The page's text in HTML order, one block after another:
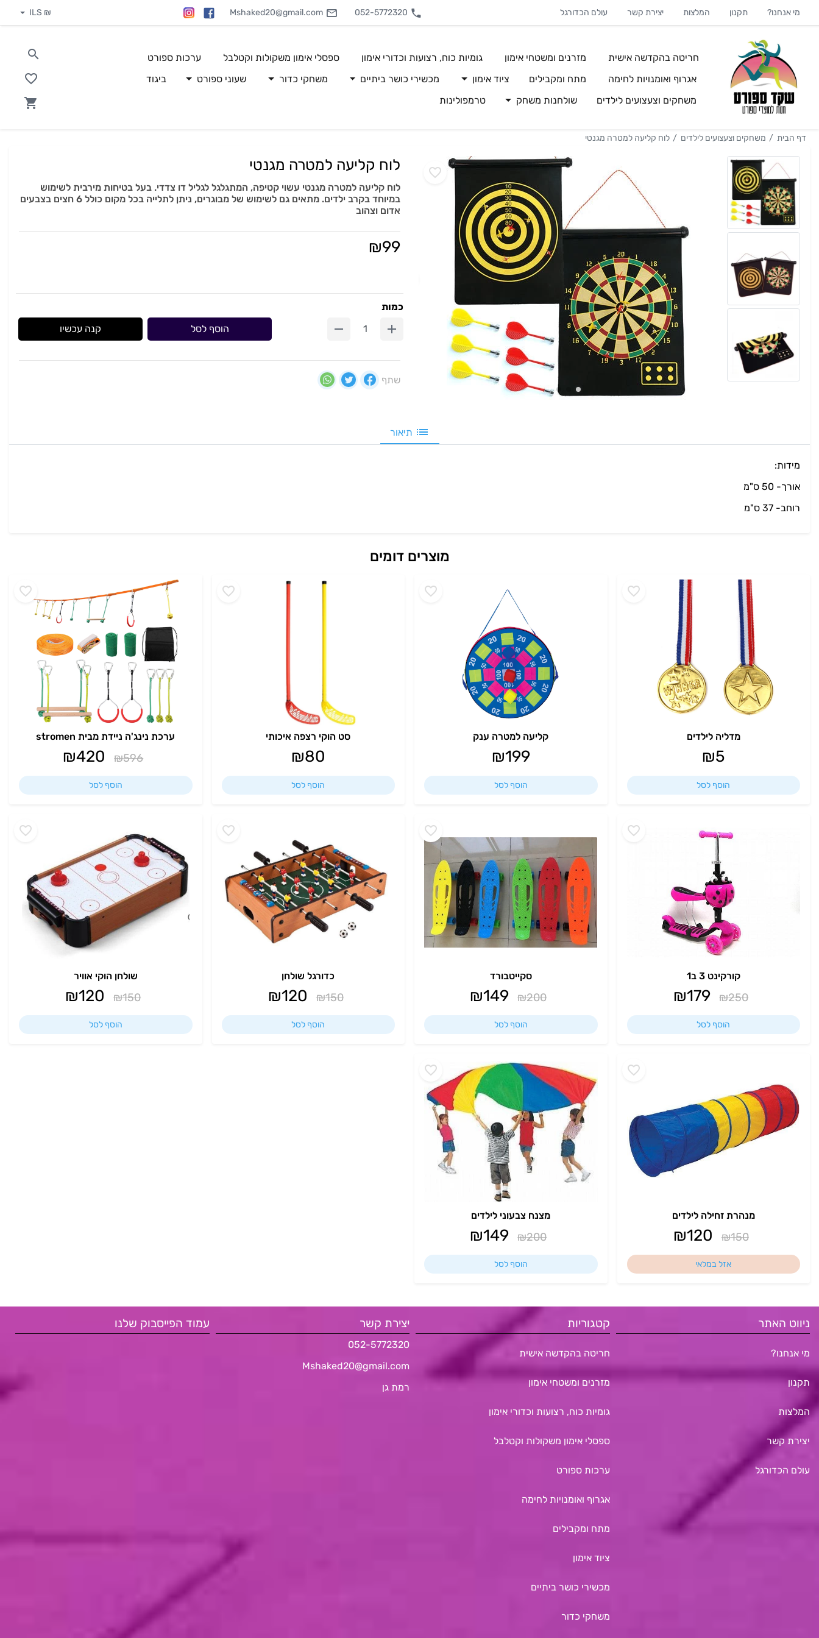
מי אנחנו? תקנון המלצות יצירת קשר עולם הכדורגל 052-5772320
Mshaked20@gmail.com
₪ ILS
חריטה בהקדשה אישית מזרנים ומשטחי אימון גומיות כוח, רצועות וכדורי אימון ספסלי אימון משקולות וקטלבל
ערכות ספורט
אגרוף ואומנויות לחימה
מתח ומקבילים ציוד אימון מכשירי כושר ביתיים משחקי כדור שעוני ספורט
ביגוד
משחקים וצעצועים לילדים
שולחנות משחק טרמפולינות
דף הבית משחקים וצעצועים לילדים לוח קליעה למטרה מגנטי
לוח קליעה למטרה מגנטי
לוח קליעה למטרה מגנטי עשוי קטיפה, המתגלגל לגליל דו צדדי. בעל בטיחות מירבית לשימוש
במיוחד בקרב ילדים. מתאים גם לשימוש של מבוגרים, ניתן לתלייה בכל מקום כולל 6 חצים בצבעים
אדום וצהוב
₪99
כמות
הוסף לסל
קנה עכשיו
שתף
תיאור
מידות:
אורך- 50 ס"מ
רוחב- 37 ס"מ
מוצרים דומים
מדליה לילדים
₪5
הוסף לסל
קליעה למטרה ענק
₪199
הוסף לסל
סט הוקי רצפה איכותי
₪80
הוסף לסל
ערכת נינג'ה ניידת מבית stromen
₪596
₪420
הוסף לסל
קורקינט 3 ב1
₪250
₪179
הוסף לסל
סקייטבורד
₪200
₪149
הוסף לסל
כדורגל שולחן
₪150
₪120
הוסף לסל
שולחן הוקי אוויר
₪150
₪120
הוסף לסל
מנהרת זחילה לילדים
₪150
₪120
אזל במלאי
מצנח צבעוני לילדים
₪200
₪149
הוסף לסל
ניווט האתר
מי אנחנו?
תקנון
המלצות
יצירת קשר
עולם הכדורגל
קטגוריות
חריטה בהקדשה אישית
מזרנים ומשטחי אימון
גומיות כוח, רצועות וכדורי אימון
ספסלי אימון משקולות וקטלבל
ערכות ספורט
אגרוף ואומנויות לחימה
מתח ומקבילים
ציוד אימון
מכשירי כושר ביתיים
משחקי כדור
יצירת קשר
052-5772320
Mshaked20@gmail.com
רמת גן
עמוד הפייסבוק שלנו